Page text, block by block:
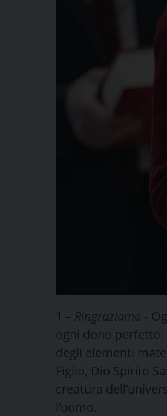
1 – Ringraziamo ‑
ogni dono perfetto:
degli elementi
Figlio, Dio Spirito
creatura
l’uomo.